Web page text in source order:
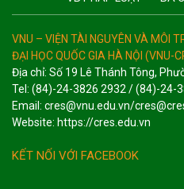
VNU – VIỆN TÀI NGUYÊN VÀ MÔI
ĐẠI HỌC QUỐC GIA HÀ NỘI (VNU-
Địa chỉ: Số 19 Lê Thánh Tông,
Tel: (84)-24-3826 2932 / (84)-24-
Email: cres@vnu.edu.vn/
Website: https://cres.edu.vn
KẾT NỐI VỚI FACEBOOK